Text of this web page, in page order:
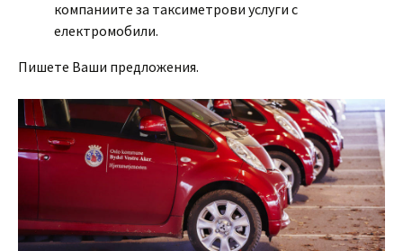
компаниите за таксиметрови услуги с
електромобили.
Пишете Ваши предложения.